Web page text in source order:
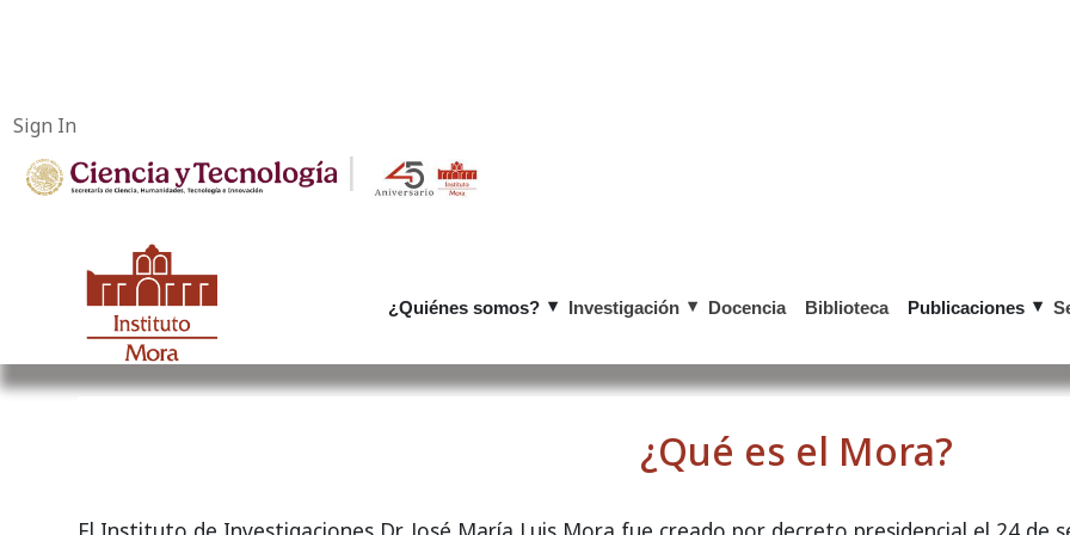
Sign In
|
¿Quiénes somos? Investigación Docencia Biblioteca Publicaciones
​​​​​​​​​​​​​​​¿Qué es el Mora?​